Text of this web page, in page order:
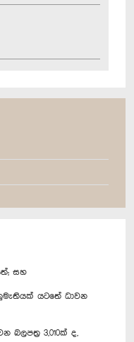
සහ
යටතේ ධාවන
3,010ක් ද,